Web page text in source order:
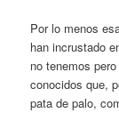
Por lo menos
han incrustado
no tenemos
conocidos que,
pata de palo,